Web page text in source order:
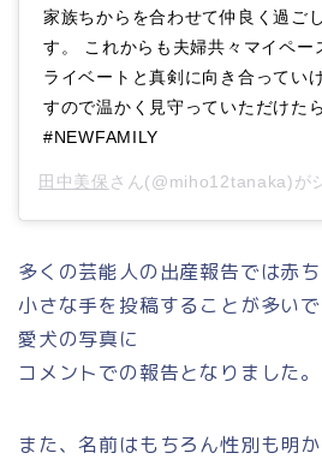
家族ちからを合わせて仲良く過ご
す。 これからも夫婦共々マイペー
ライベートと真剣に向き合ってい
すので温かく見守っていただけた
#NEWFAMILY
田中美保 さん(@miho12tanaka)が
多くの芸能人の出産報告では赤ち
小さな手を投稿することが多い
愛犬の写真に
コメントでの報告となりました。
また、名前はもちろん性別も明か